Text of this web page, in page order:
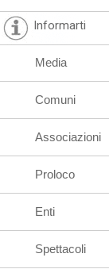
Informarti
Media
Comuni
Associazioni
Proloco
Enti
Spettacoli